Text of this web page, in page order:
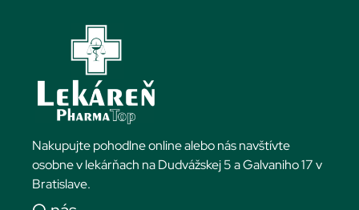
Nakupujte pohodlne online alebo nás navštívte
osobne v lekárňach na Dudvážskej 5 a Galvaniho 17 v
Bratislave.